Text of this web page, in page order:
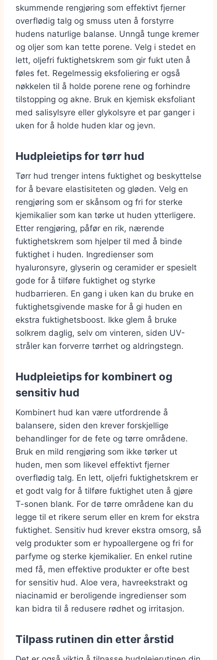
skummende rengjøring som effektivt fjerner
overflødig talg og smuss uten å forstyrre
hudens naturlige balanse. Unngå tunge kremer
og oljer som kan tette porene. Velg i stedet en
lett, oljefri fuktighetskrem som gir fukt uten å
føles fet. Regelmessig eksfoliering er også
nøkkelen til å holde porene rene og forhindre
tilstopping og akne. Bruk en kjemisk eksfoliant
med salisylsyre eller glykolsyre et par ganger i
uken for å holde huden klar og jevn.
Hudpleietips for tørr hud
Tørr hud trenger intens fuktighet og beskyttelse
for å bevare elastisiteten og gløden. Velg en
rengjøring som er skånsom og fri for sterke
kjemikalier som kan tørke ut huden ytterligere.
Etter rengjøring, påfør en rik, nærende
fuktighetskrem som hjelper til med å binde
fuktighet i huden. Ingredienser som
hyaluronsyre, glyserin og ceramider er spesielt
gode for å tilføre fuktighet og styrke
hudbarrieren. En gang i uken kan du bruke en
fuktighetsgivende maske for å gi huden en
ekstra fuktighetsboost. Ikke glem å bruke
solkrem daglig, selv om vinteren, siden UV-
stråler kan forverre tørrhet og aldringstegn.
Hudpleietips for kombinert og
sensitiv hud
Kombinert hud kan være utfordrende å
balansere, siden den krever forskjellige
behandlinger for de fete og tørre områdene.
Bruk en mild rengjøring som ikke tørker ut
huden, men som likevel effektivt fjerner
overflødig talg. En lett, oljefri fuktighetskrem er
et godt valg for å tilføre fuktighet uten å gjøre
T-sonen blank. For de tørre områdene kan du
legge til et rikere serum eller en krem for ekstra
fuktighet. Sensitiv hud krever ekstra omsorg, så
velg produkter som er hypoallergene og fri for
parfyme og sterke kjemikalier. En enkel rutine
med få, men effektive produkter er ofte best
for sensitiv hud. Aloe vera, havreekstrakt og
niacinamid er beroligende ingredienser som
kan bidra til å redusere rødhet og irritasjon.
Tilpass rutinen din etter årstid